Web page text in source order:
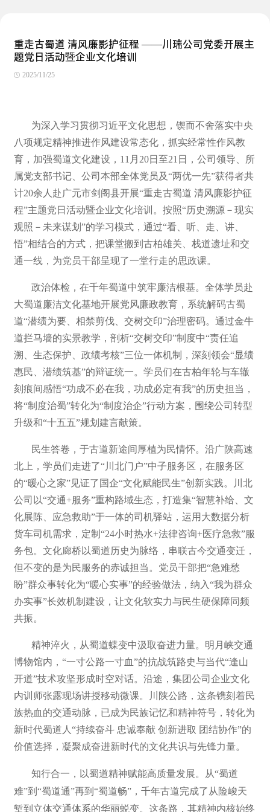
重走古蜀道 清风廉影护征程 ——川瑞公司党委开展主
题党日活动暨企业文化培训
2025/11/25
为深入学习贯彻习近平文化思想，锲而不舍落实中央
八项规定精神推进作风建设常态化，抓实经常性作风教
育，加强蜀道文化建设，11月20日至21日，公司领导、所
属党支部书记、公司本部全体党员及“两优一先”获得者共
计20余人赴广元市剑阁县开展“重走古蜀道 清风廉影护征
程”主题党日活动暨企业文化培训。按照“历史溯源－现实
观照－未来谋划”的学习模式，通过“看、听、走、讲、
悟”相结合的方式，把课堂搬到古柏雄关、栈道遗址和交
通一线，为党员干部呈现了一堂行走的思政课。
政治体检，在千年蜀道中筑牢廉洁根基。全体学员赴
大蜀道廉洁文化基地开展党风廉政教育，系统解码古蜀
道“潜绩为要、相禁剪伐、交树交印”治理密码。通过金牛
道拦马墙的实景教学，剖析“交树交印”制度中“责任追
溯、生态保护、政绩考核”三位一体机制，深刻领会“显绩
惠民、潜绩筑基”的辩证统一。学员们在古柏年轮与车辙
刻痕间感悟“功成不必在我，功成必定有我”的历史担当，
将“制度治蜀”转化为“制度治企”行动方案，围绕公司转型
升级和“十五五”规划建言献策。
民生答卷，于古道新途间厚植为民情怀。沿广陕高速
北上，学员们走进了“川北门户”中子服务区，在服务区
的“暖心之家”见证了国企“文化赋能民生”创新实践。川北
公司以“交通+服务”重构路域生态，打造集“智慧补给、文
化展陈、应急救助”于一体的司机驿站，运用大数据分析
货车司机需求，定制“24小时热水+法律咨询+医疗急救”服
务包。文化廊桥以蜀道历史为脉络，串联古今交通变迁，
但不变的是为民服务的赤诚担当。党员干部把“急难愁
盼”群众事转化为“暖心实事”的经验做法，纳入“我为群众
办实事”长效机制建设，让文化软实力与民生硬保障同频
共振。
精神淬火，从蜀道蝶变中汲取奋进力量。明月峡交通
博物馆内，“一寸公路一寸血”的抗战筑路史与当代“逢山
开道”技术攻坚形成时空对话。沿途，集团公司企业文化
内训师张露现场讲授移动微课。川陕公路，这条镌刻着民
族热血的交通动脉，已成为民族记忆和精神符号，转化为
新时代蜀道人“持续奋斗 忠诚奉献 创新进取 团结协作”的
价值选择，凝聚成奋进新时代的文化共识与先锋力量。
知行合一，以蜀道精神赋能高质量发展。从“蜀道
难”到“蜀道通”再到“蜀道畅”，千年古道完成了从险峻天
堑到立体交通体系的华丽蜕变。这条路，其精神内核始终